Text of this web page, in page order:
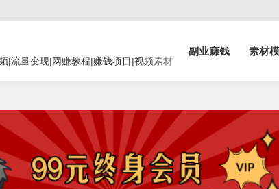
|流量变现|网赚教程|赚钱项目|视频素材
副业赚钱 素材